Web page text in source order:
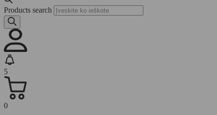
Products search
5
0